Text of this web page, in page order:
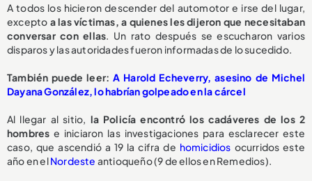
A todos los hicieron descender del automotor e irse del lugar,
excepto a las víctimas, a quienes les dijeron que necesitaban
conversar con ellas. Un rato después se escucharon varios
disparos y las autoridades fueron informadas de lo sucedido.
También puede leer:A Harold Echeverry, asesino de Michel
Dayana González, lo habrían golpeado en la cárcel
Al llegar al sitio, la Policía encontró los cadáveres de los 2
hombres e iniciaron las investigaciones para esclarecer este
caso, que ascendió a 19 la cifra de homicidios ocurridos este
año en elNordeste antioqueño (9 de ellos en Remedios).